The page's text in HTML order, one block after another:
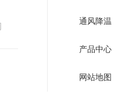
通风降温
产品中心
网站地图